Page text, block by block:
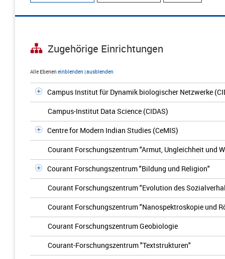
Zugehörige Einrichtungen
Alle Ebenen einblenden |ausblenden
Campus Institut für Dynamik biologischer Netzwerke
Campus-Institut Data Science (CIDAS)
Centre for Modern Indian Studies (CeMIS)
Courant Forschungszentrum "Armut, Ungleichheit und
Courant Forschungszentrum "Bildung und Religion"
Courant Forschungszentrum "Evolution des
Courant Forschungszentrum "Nanospektroskopie und
Courant Forschungszentrum Geobiologie
Courant-Forschungszentrum "Textstrukturen"